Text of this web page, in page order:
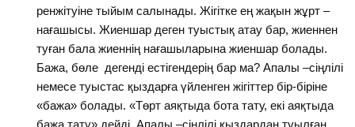
ренжітуіне тыйым салынады. Жігітке ең жақын жұрт –
нағашысы. Жиеншар деген туыстық атау бар, жиеннен
туған бала жиеннің нағашыларына жиеншар болады.
Бажа, бөле дегенді естігендерің бар ма? Апалы –сіңлілі
немесе туыстас қыздарға үйленген жігіттер бір-біріне
«бажа» болады. «Төрт аяқтыда бота тату, екі аяқтыда